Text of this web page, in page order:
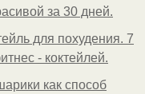
за 30 дней.
для похудения. 7
- коктейлей.
как способ